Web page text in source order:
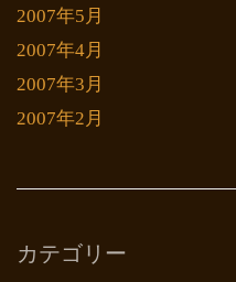
2007年5月
2007年4月
2007年3月
2007年2月
カテゴリー